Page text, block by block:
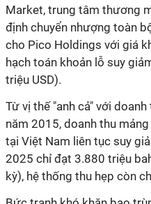
Market, trung tâm thương
định chuyển nhượng toàn
cho Pico Holdings với giá
hạch toán khoản lỗ suy
triệu USD).
Từ vị thế "anh cả" với
năm 2015, doanh thu
tại Việt Nam liên tục suy
2025 chỉ đạt 3.880 triệu
kỳ), hệ thống thu hẹp còn